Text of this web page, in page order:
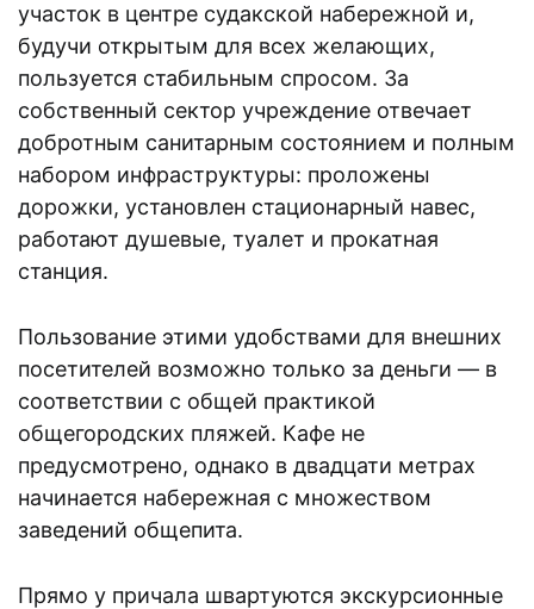
участок в центре судакской набережной и,
будучи открытым для всех желающих,
пользуется стабильным спросом. За
собственный сектор учреждение отвечает
добротным санитарным состоянием и полным
набором инфраструктуры: проложены
дорожки, установлен стационарный навес,
работают душевые, туалет и прокатная
станция.
Пользование этими удобствами для внешних
посетителей возможно только за деньги — в
соответствии с общей практикой
общегородских пляжей. Кафе не
предусмотрено, однако в двадцати метрах
начинается набережная с множеством
заведений общепита.
Прямо у причала швартуются экскурсионные